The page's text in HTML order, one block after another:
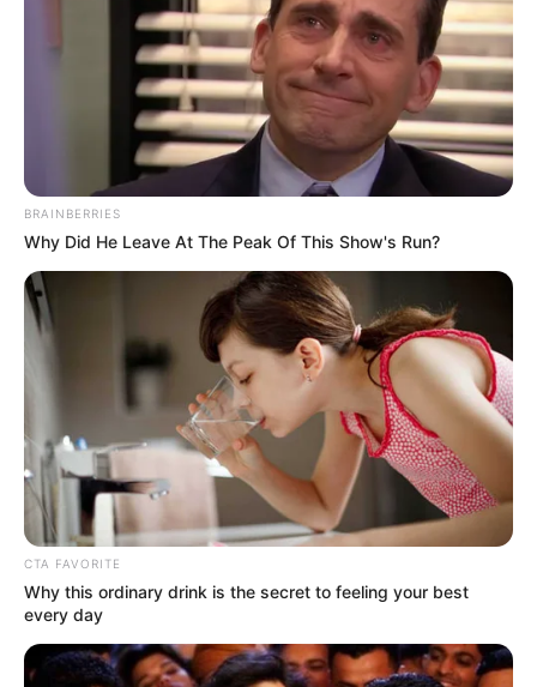
BRAINBERRIES
Why Did He Leave At The Peak Of This Show's Run?
CTA FAVORITE
Why this ordinary drink is the secret to feeling your best
every day